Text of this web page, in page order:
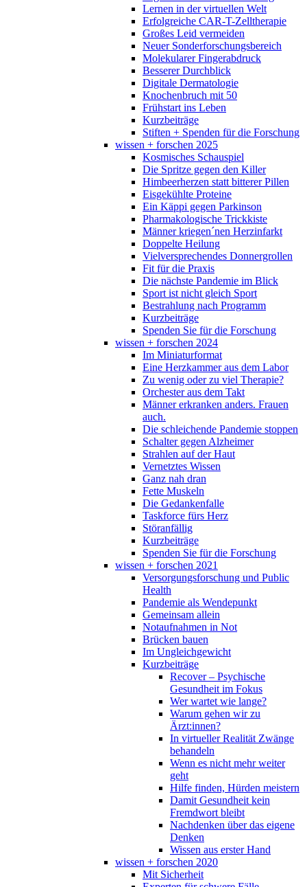
Lernen in der virtuellen Welt
Erfolgreiche CAR-T-Zelltherapie
Großes Leid vermeiden
Neuer Sonderforschungsbereich
Molekularer Fingerabdruck
Besserer Durchblick
Digitale Dermatologie
Knochenbruch mit 50
Frühstart ins Leben
Kurzbeiträge
Stiften + Spenden für die Forschung
wissen + forschen 2025
Kosmisches Schauspiel
Die Spritze gegen den Killer
Himbeerherzen statt bitterer Pillen
Eisgekühlte Proteine
Ein Käppi gegen Parkinson
Pharmakologische Trickkiste
Männer kriegen´nen Herzinfarkt
Doppelte Heilung
Vielversprechendes Donnergrollen
Fit für die Praxis
Die nächste Pandemie im Blick
Sport ist nicht gleich Sport
Bestrahlung nach Programm
Kurzbeiträge
Spenden Sie für die Forschung
wissen + forschen 2024
Im Miniaturformat
Eine Herzkammer aus dem Labor
Zu wenig oder zu viel Therapie?
Orchester aus dem Takt
Männer erkranken anders. Frauen
auch.
Die schleichende Pandemie stoppen
Schalter gegen Alzheimer
Strahlen auf der Haut
Vernetztes Wissen
Ganz nah dran
Fette Muskeln
Die Gedankenfalle
Taskforce fürs Herz
Störanfällig
Kurzbeiträge
Spenden Sie für die Forschung
wissen + forschen 2021
Versorgungsforschung und Public
Health
Pandemie als Wendepunkt
Gemeinsam allein
Notaufnahmen in Not
Brücken bauen
Im Ungleichgewicht
Kurzbeiträge
Recover – Psychische
Gesundheit im Fokus
Wer wartet wie lange?
Warum gehen wir zu
Ärzt:innen?
In virtueller Realität Zwänge
behandeln
Wenn es nicht mehr weiter
geht
Hilfe finden, Hürden meistern
Damit Gesundheit kein
Fremdwort bleibt
Nachdenken über das eigene
Denken
Wissen aus erster Hand
wissen + forschen 2020
Mit Sicherheit